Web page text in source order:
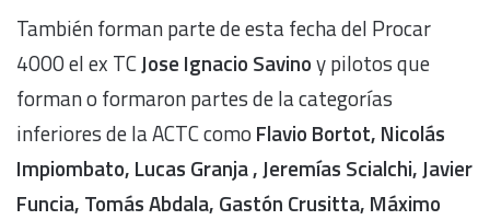
También forman parte de esta fecha del Procar
4000 el ex TC Jose Ignacio Savinoy pilotos que
forman o formaron partes de la categorías
inferiores de la ACTC como Flavio Bortot, Nicolás
Impiombato, Lucas Granja , Jeremías Scialchi, Javier
Funcia, Tomás Abdala, Gastón Crusitta, Máximo